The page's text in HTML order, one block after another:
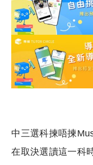
中三選科揀唔揀
在取決選讀這一科